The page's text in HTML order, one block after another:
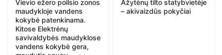
Vievio ežero poilsio zonos
maudykloje vandens
kokybė patenkinama.
Kitose Elektrėnų
savivaldybės maudyklose
vandens kokybė gera,
Ažytėnų tilto statybvietėje
– akivaizdūs pokyčiai